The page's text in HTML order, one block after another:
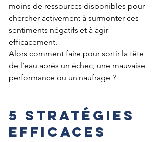
moins de ressources disponibles pour
chercher activement à surmonter ces
sentiments négatifs et à agir
efficacement.
Alors comment faire pour sortir la tête
de l’eau après un échec, une mauvaise
performance ou un naufrage ?
5 STRATÉGIES
EFFICACES